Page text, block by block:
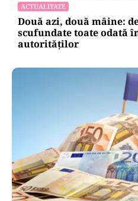
ACTUALITATE
Două azi, două mâine:
scufundate toate odată
autorităților